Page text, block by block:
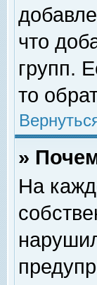
что
групп.
то
»
На